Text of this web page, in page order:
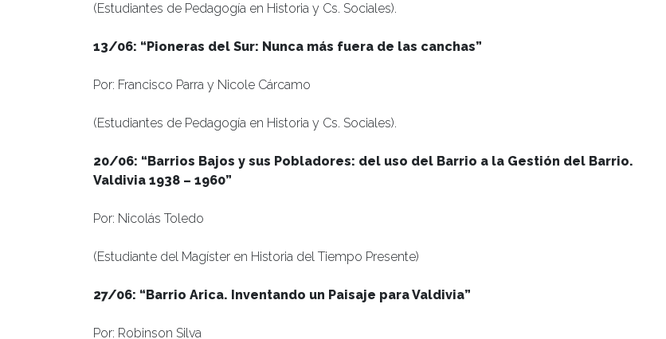
(Estudiantes de Pedagogía en Historia y Cs. Sociales).
13/06: “Pioneras del Sur: Nunca más fuera de las canchas”
Por: Francisco Parra y Nicole Cárcamo
(Estudiantes de Pedagogía en Historia y Cs. Sociales).
20/06: “Barrios Bajos y sus Pobladores: del uso del Barrio a la Gestión del Barrio.
Valdivia 1938 – 1960”
Por: Nicolás Toledo
(Estudiante del Magíster en Historia del Tiempo Presente)
27/06: “Barrio Arica. Inventando un Paisaje para Valdivia”
Por: Robinson Silva